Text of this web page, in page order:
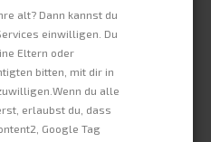
inbegriffen
Monate + 8,80
alt? Dann kannst du
einwilligen. Du
Eltern oder
bitten, mit dir in
du alle
erlaubst du, dass
Google Tag